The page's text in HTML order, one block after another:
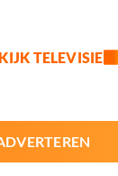
KIJK TELEVISIE